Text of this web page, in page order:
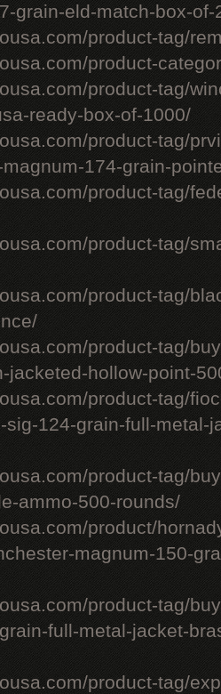
grain-eld-match-box-of-
product-tag/
product-
product-tag/
ready-box-of-1000/
product-tag/
174-grain-
product-tag/
product-tag/
product-tag/
product-tag/
jacketed-hollow-point-
product-tag/
sig-124-grain-full-metal-
product-tag/
ammo-500-rounds/
product/
magnum-150-
product-tag/
full-metal-jacket-
product-tag/